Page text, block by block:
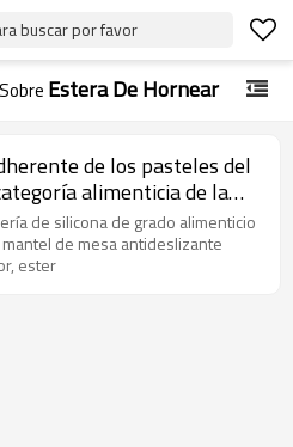
buscar por favor
Estera De Hornear
de los pasteles del
alimenticia de la
de silicona de grado alimenticio
de mesa antideslizante
ester